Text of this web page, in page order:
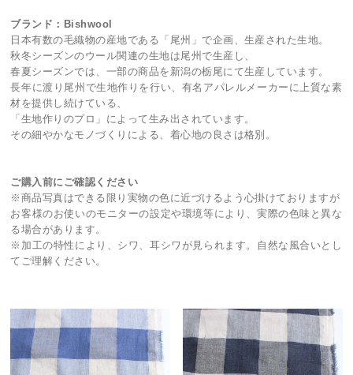
ブランド：Bishwool
日本有数の毛織物の産地である「尾州」で企画、生産された生地。
秋冬シーズンのウール関連の生地は尾州で生産し、
春夏シーズンでは、一部の商品を新潟の栃尾にて生産しています。
長年に渡り尾州で生地作りを行い、有名アパレルメーカーに上質な素
材を提供し続けている、
「生地作りのプロ」によって生み出されています。
その細やかなモノづくりによる、着心地の良さは格別。
ご購入前にご確認ください
※商品写真はできる限り実物の色に近づけるよう心掛けておりますが
お客様のお使いのモニターの設定や環境等により、実際の色味と異な
る場合があります。
※加工の特性により、シワ、耳シワが見られます。自然な風合いとし
てご理解ください。